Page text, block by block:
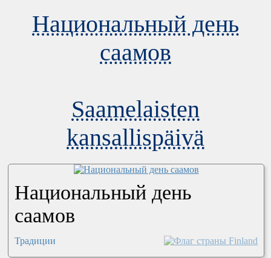
Национальный день
саамов
Saamelaisten
kansallispäivä
Национальный день
саамов
Традиции